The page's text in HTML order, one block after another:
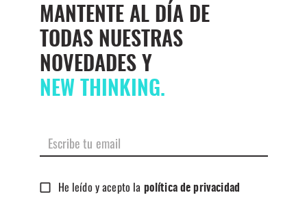
MANTENTE AL DÍA DE
TODAS NUESTRAS
NOVEDADES Y
NEW THINKING.
He leído y acepto la política de privacidad